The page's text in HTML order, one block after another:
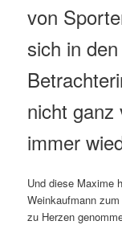
von
sich in
nicht ganz
immer
Und diese Maxime
Weinkaufmann
zu Herzen